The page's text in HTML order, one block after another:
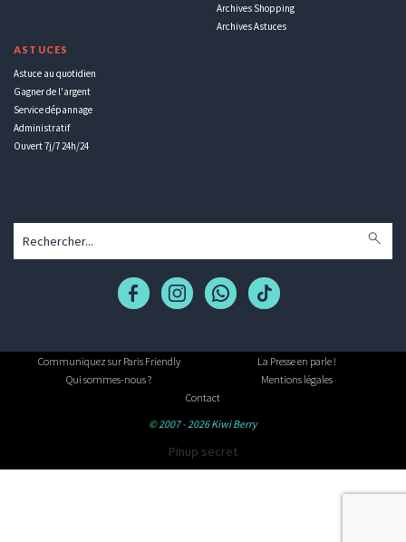
ASTUCES
Astuce au quotidien
Gagner de l'argent
Service dépannage
Administratif
Ouvert 7j/7 24h/24
Archives Shopping
Archives Astuces
Communiquez sur Paris Friendly
La Presse en parle !
Qui sommes-nous ?
Mentions légales
Contact
© 2007 - 2026 Kiwi Berry
Pinup secret